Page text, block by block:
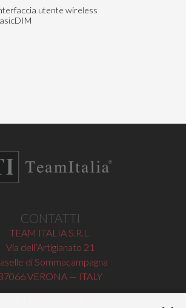
utente wireless
CONTATTI
TEAM ITALIA S.R.L.
Via dell’Artigianato 21
di Sommacampagna
VERONA — ITALY